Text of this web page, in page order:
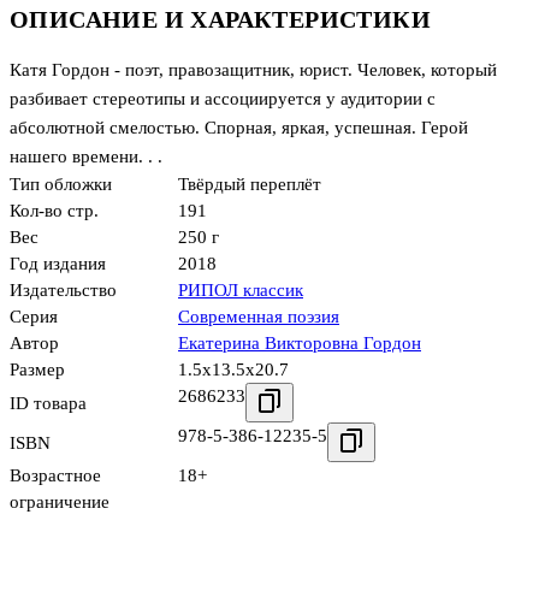
ОПИСАНИЕ И ХАРАКТЕРИСТИКИ
Катя Гордон - поэт, правозащитник, юрист. Человек, который
разбивает стереотипы и ассоциируется у аудитории с
абсолютной смелостью. Спорная, яркая, успешная. Герой
нашего времени. . .
Тип обложки
Твёрдый переплёт
Кол-во стр.
191
Вес
250 г
Год издания
2018
Издательство
РИПОЛ классик
Серия
Современная поэзия
Автор
Екатерина Викторовна Гордон
Размер
1.5x13.5x20.7
ID товара
2686233
ISBN 978-5-386-12235-5
Возрастное
ограничение
18+